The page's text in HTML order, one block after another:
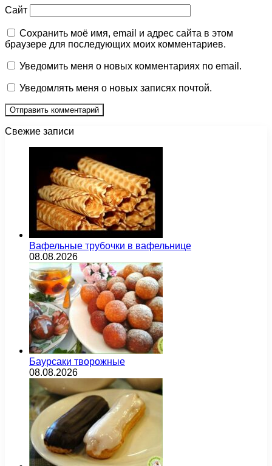
Сайт
Сохранить моё имя, email и адрес сайта в этом
браузере для последующих моих комментариев.
Уведомить меня о новых комментариях по email.
Уведомлять меня о новых записях почтой.
Свежие записи
Вафельные трубочки в вафельнице
08.08.2026
Баурсаки творожные
08.08.2026